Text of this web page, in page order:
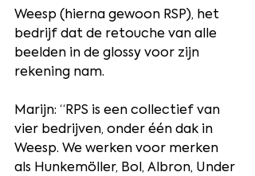
Weesp (hierna gewoon RSP), het
bedrijf dat de retouche van alle
beelden in de glossy voor zijn
rekening nam.
Marijn: “RPS is een collectief van
vier bedrijven, onder één dak in
Weesp. We werken voor merken
als Hunkemöller, Bol, Albron, Under